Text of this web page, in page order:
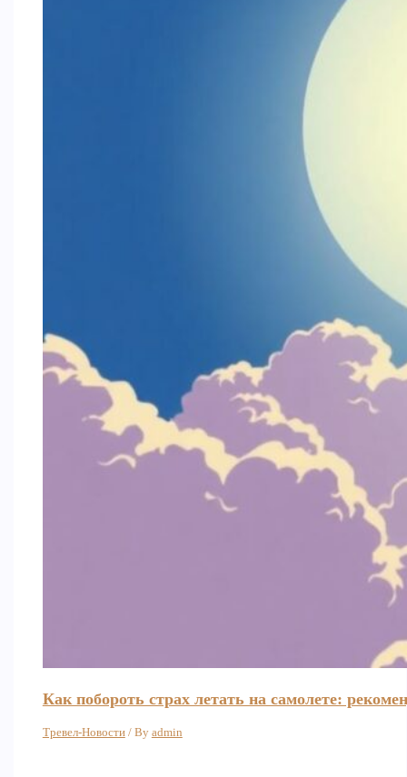
Как побороть страх летать на самолете:
Тревел-Новости/ By admin